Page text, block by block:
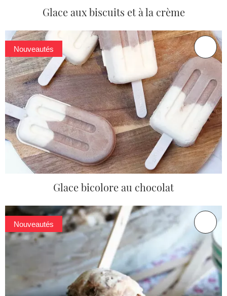
Glace aux biscuits et à la crème
Nouveautés
Glace bicolore au chocolat
Nouveautés